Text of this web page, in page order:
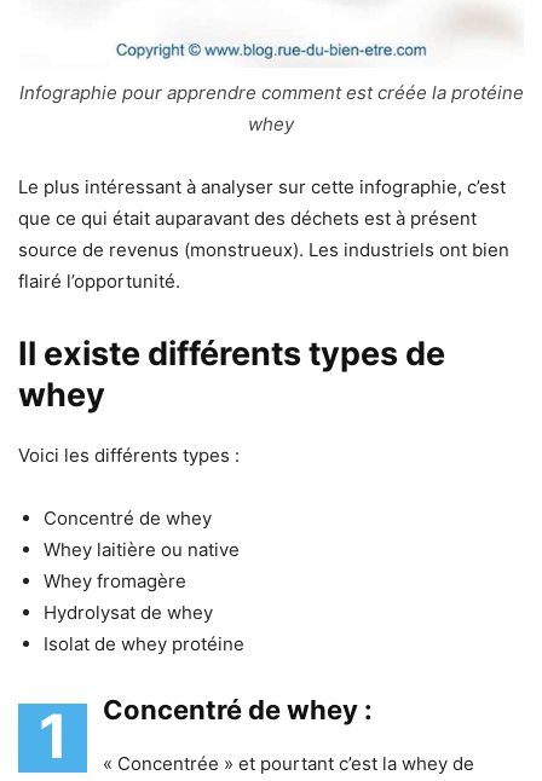
Infographie pour apprendre comment est créée la protéine
whey
Le plus intéressant à analyser sur cette infographie, c’est
que ce qui était auparavant des déchets est à présent
source de revenus (monstrueux). Les industriels ont bien
flairé l’opportunité.
Il existe différents types de
whey
Voici les différents types :
Concentré de whey
Whey laitière ou native
Whey fromagère
Hydrolysat de whey
Isolat de whey protéine
1 Concentré de whey :
« Concentrée » et pourtant c’est la whey de